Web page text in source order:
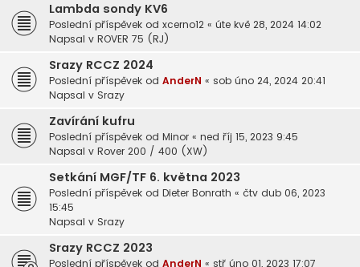
Lambda sondy KV6
Poslední příspěvek od xcerno12 « úte kvě 28, 2024 14:02
Napsal v ROVER 75 (RJ)
Srazy RCCZ 2024
Poslední příspěvek od AnderN « sob úno 24, 2024 20:41
Napsal v Srazy
Zavírání kufru
Poslední příspěvek od Minor « ned říj 15, 2023 9:45
Napsal v Rover 200 / 400 (XW)
Setkání MGF/TF 6. května 2023
Poslední příspěvek od Dieter Bonrath « čtv dub 06, 2023
15:45
Napsal v Srazy
Srazy RCCZ 2023
Poslední příspěvek od AnderN « stř úno 01, 2023 17:07